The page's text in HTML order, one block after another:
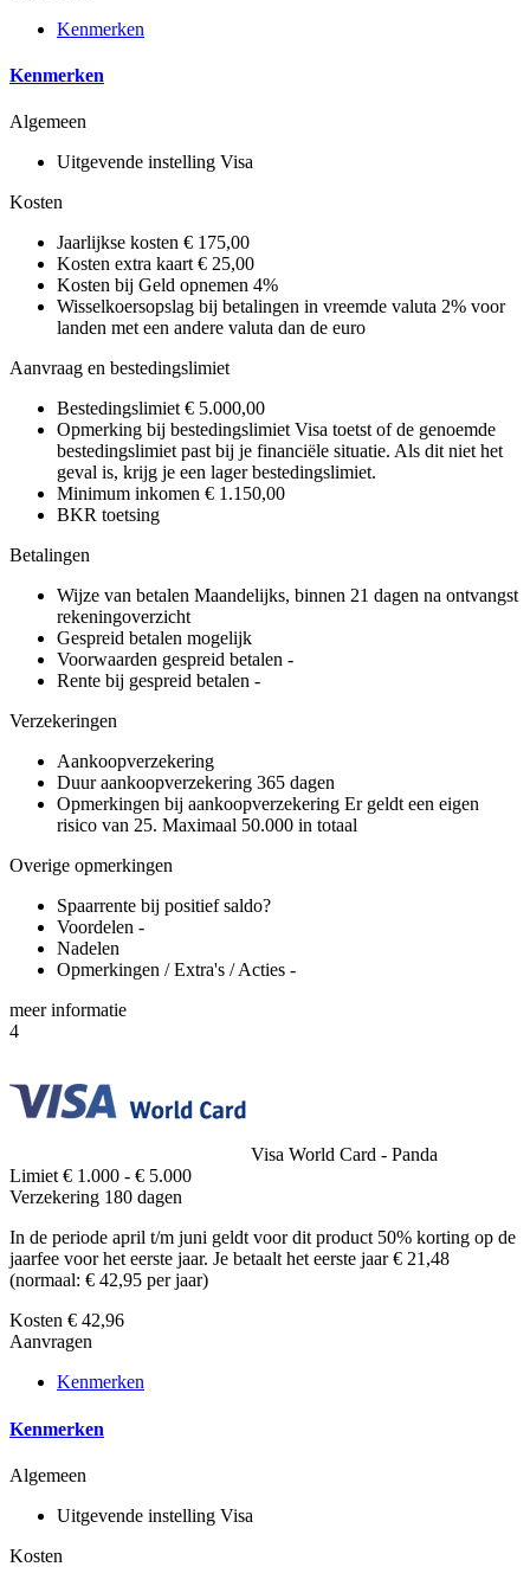
Kenmerken
Kenmerken
Algemeen
Uitgevende instelling Visa
Kosten
Jaarlijkse kosten € 175,00
Kosten extra kaart€ 25,00
Kosten bij Geld opnemen 4%
Wisselkoersopslag bij betalingen in vreemde valuta 2% voor
landen met een andere valuta dan de euro
Aanvraag en bestedingslimiet
Bestedingslimiet€ 5.000,00
Opmerking bij bestedingslimietVisa toetst of de genoemde
bestedingslimiet past bij je financiële situatie. Als dit niet het
geval is, krijg je een lager bestedingslimiet.
Minimum inkomen € 1.150,00
BKR toetsing
Betalingen
Wijze van betalen Maandelijks, binnen 21 dagen na ontvangst
rekeningoverzicht
Gespreid betalen mogelijk
Voorwaarden gespreid betalen -
Rente bij gespreid betalen -
Verzekeringen
Aankoopverzekering
Duur aankoopverzekering 365 dagen
Opmerkingen bij aankoopverzekering Er geldt een eigen
risico van 25. Maximaal 50.000 in totaal
Overige opmerkingen
Spaarrente bij positief saldo?
Voordelen -
Nadelen
Opmerkingen / Extra's / Acties -
meerinformatie
4
Visa World Card - Panda
Limiet€ 1.000 - € 5.000
Verzekering 180 dagen
In de periode april t/m juni geldt voor dit product 50% korting op de
jaarfee voor het eerste jaar. Je betaalt het eerste jaar € 21,48
(normaal: € 42,95 per jaar)
Kosten € 42,96
Aanvragen
Kenmerken
Kenmerken
Algemeen
Uitgevende instelling Visa
Kosten